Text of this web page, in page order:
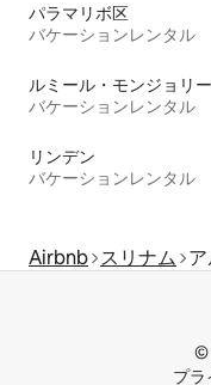
パラマリボ区
バケーションレンタル
ルミール・モンジョリー
バケーションレンタル
リンデン
バケーションレンタル
Airbnb スリナム
©
プラ